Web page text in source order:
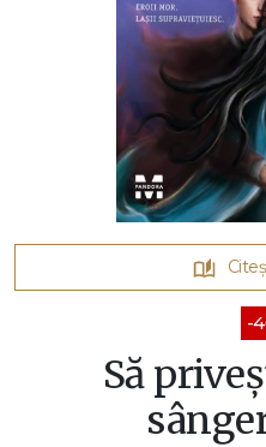
-
Să